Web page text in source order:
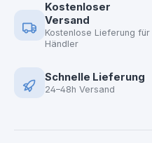
Kostenloser
Versand
Kostenlose Lieferung für
Händler
Schnelle Lieferung
24–48h Versand